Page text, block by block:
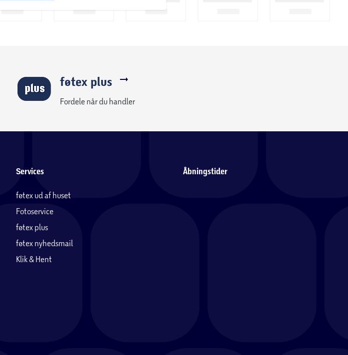
LEGO® Halloween-krans
Pynt op i dit hus under den
uhyggeligste tid på året med en
føtex plus
Fordele når du handler
Services
føtex ud af huset
Fotoservice
føtex plus
føtex nyhedsmail
Klik & Hent
Åbningstider